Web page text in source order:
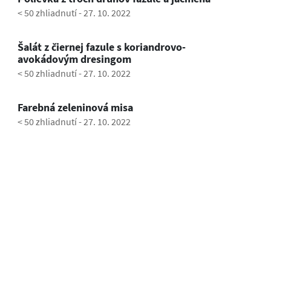
< 50 zhliadnutí-27. 10. 2022
Šalát z čiernej fazule s koriandrovo-
avokádovým dresingom
< 50 zhliadnutí-27. 10. 2022
Farebná zeleninová misa
< 50 zhliadnutí-27. 10. 2022